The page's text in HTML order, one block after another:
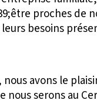
proches de
besoins
avons le
nous serons au